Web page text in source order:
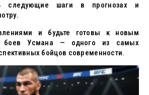
следующие шаги в прогнозах и
и будьте готовы к новым
боев Усмана — одного из самых
бойцов современности.